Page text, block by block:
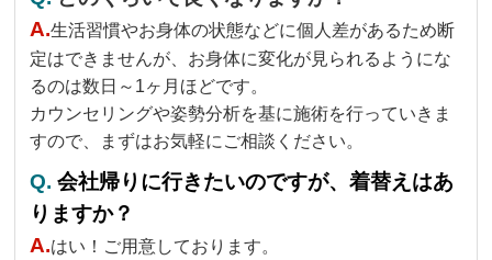
A.生活習慣やお身体の状態などに個人差があるため断
定はできませんが、お身体に変化が見られるようにな
るのは数日～1ヶ月ほどです。
カウンセリングや姿勢分析を基に施術を行っていきま
すので、まずはお気軽にご相談ください。
Q.会社帰りに行きたいのですが、着替えはあ
りますか？
A.はい！ご用意しております。